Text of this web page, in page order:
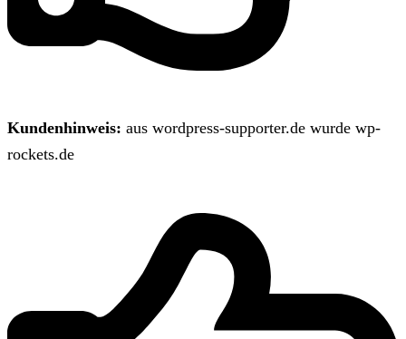
Kundenhinweis: aus wordpress-supporter.de wurde wp-
rockets.de